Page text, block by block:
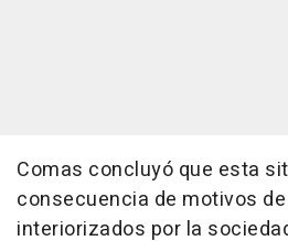
Comas concluyó que esta
consecuencia de motivos
interiorizados por la